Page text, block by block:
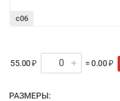
с06
55.00 ₽ = 0.00 ₽
РАЗМЕРЫ: